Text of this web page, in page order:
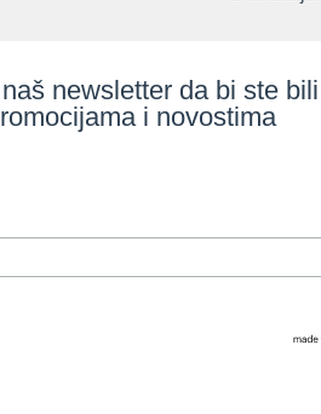
newsletter da bi ste
i novostima